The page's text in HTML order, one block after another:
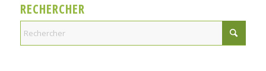
RECHERCHER